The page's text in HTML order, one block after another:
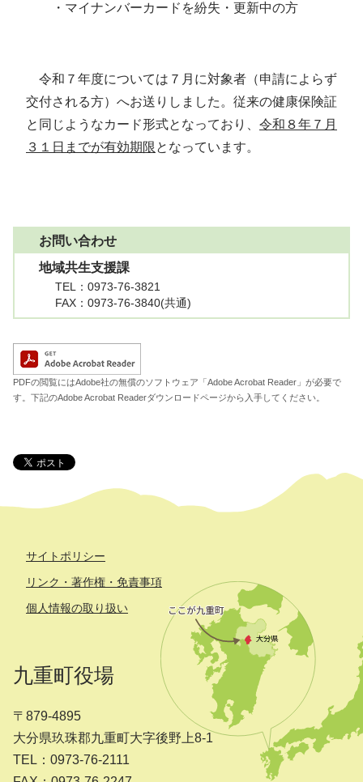
・マイナンバーカードを紛失・更新中の方
令和７年度については７月に対象者（申請によらず
交付される方）へお送りしました。従来の健康保険証
と同じようなカード形式となっており、 令和８年７月
３１日までが有効期限となっています。
お問い合わせ
地域共生支援課
TEL
：0973-76-3821
FAX ：0973-76-3840(共通)
PDFの閲覧にはAdobe社の無償のソフトウェア「Adobe Acrobat Reader」が必要で
す。下記のAdobe Acrobat Readerダウンロードページから入手してください。
サイトポリシー
リンク・著作権・免責事項
個人情報の取り扱い
九重町役場
〒879-4895
大分県玖珠郡九重町大字後野上8-1
TEL：0973-76-2111